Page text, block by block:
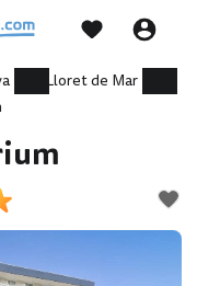
Lloret de Mar